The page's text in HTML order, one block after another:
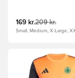
169 kr.209 kr.
Small, Medium, X-Large,
Åbner en Modal